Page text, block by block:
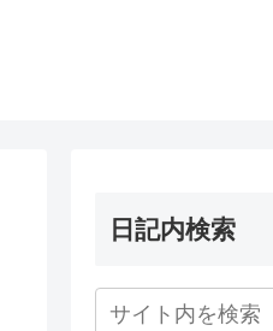
日記内検索